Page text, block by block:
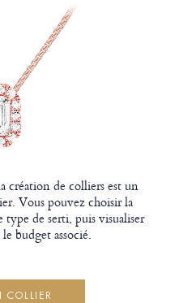
création de colliers est un
Vous pouvez choisir la
de serti, puis visualiser
budget associé.​
COLLIER